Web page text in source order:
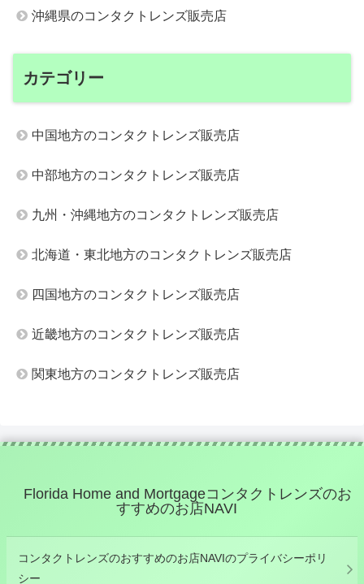
沖縄県のコンタクトレンズ販売店
カテゴリー
中国地方のコンタクトレンズ販売店
中部地方のコンタクトレンズ販売店
九州・沖縄地方のコンタクトレンズ販売店
北海道・東北地方のコンタクトレンズ販売店
四国地方のコンタクトレンズ販売店
近畿地方のコンタクトレンズ販売店
関東地方のコンタクトレンズ販売店
Florida Home and Mortgageコンタクトレンズのお
すすめのお店NAVI
コンタクトレンズのおすすめのお店NAVIのプライバシーポリ
シー